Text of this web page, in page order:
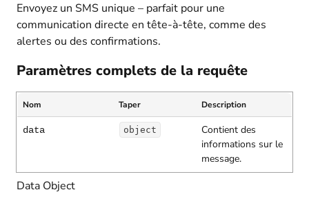
Envoyez un SMS unique – parfait pour une
communication directe en tête-à-tête, comme des
alertes ou des confirmations.
Paramètres complets de la requête
Nom Taper Description
data object
Contient des
informations sur le
message.
Data Object